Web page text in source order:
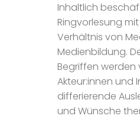
Inhaltlich
Ringvorlesung
Verhältnis von
Medienbildung.
Begriffen
Akteur:innen und
differierende
und Wünsche